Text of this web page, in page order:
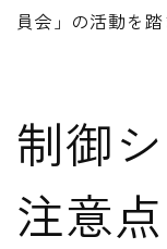
員会」の活動を
制御
注意点